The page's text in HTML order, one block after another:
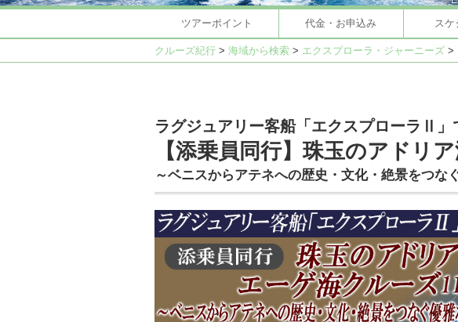
ツアーポイント 代金・お申込み スケ
クルーズ紀行 > 海域から検索 > エクスプローラ・ジャーニーズ >
ラグジュアリー客船「エクスプローラⅡ」
【添乗員同行】珠玉のアドリ
～ベニスからアテネへの歴史・文化・絶景をつな